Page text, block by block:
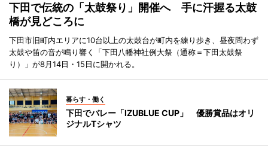
下田で伝統の「太鼓祭り」開催へ 手に汗握る太鼓
橋が見どころに
下田市旧町内エリアに10台以上の太鼓台が町内を練り歩き、昼夜問わず
太鼓や笛の音が鳴り響く「下田八幡神社例大祭（通称＝下田太鼓祭
り）」が8月14日・15日に開かれる。
暮らす・働く
下田でバレー「IZUBLUE CUP」 優勝賞品はオリ
ジナルTシャツ